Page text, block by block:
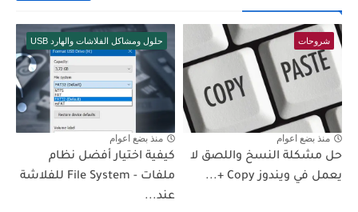
شروحات
منذ بضع اعوام
حل مشكلة النسخ واللصق لا
يعمل في ويندوز Copy +...
حلول ومشاكل الفلاشات والهارد USB
منذ بضع اعوام
كيفية اختيار أفضل نظام
ملفات - File System للفلاشة
عند...